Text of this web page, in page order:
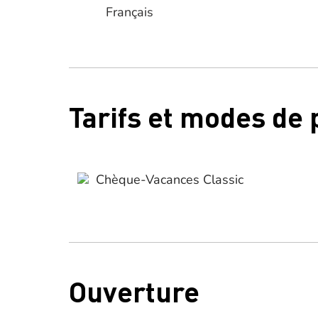
Français
Tarifs et modes de
Chèque-Vacances Classic
Ouverture